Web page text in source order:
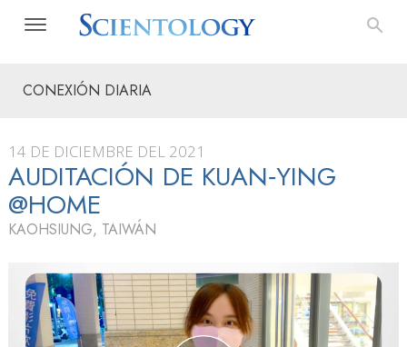
CONEXIÓN DIARIA
14 DE DICIEMBRE DEL 2021
AUDITACIÓN DE KUAN‑YING
@HOME
KAOHSIUNG, TAIWÁN